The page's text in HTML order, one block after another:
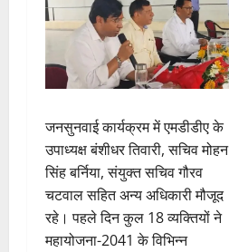
जनसुनवाई कार्यक्रम में एमडीडीए के
उपाध्यक्ष बंशीधर तिवारी, सचिव मोहन
सिंह बर्निया, संयुक्त सचिव गौरव
चटवाल सहित अन्य अधिकारी मौजूद
रहे। पहले दिन कुल 18 व्यक्तियों ने
महायोजना-2041 के विभिन्न